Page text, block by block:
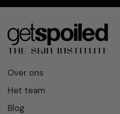
Over ons
Het team
Blog